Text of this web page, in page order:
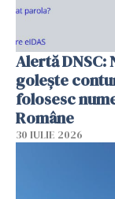
Alertă DNSC:
golește
folosesc
Române
30 IULIE 2026